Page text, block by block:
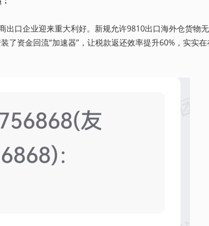
口企业迎来重大利好。新规允许9810出口海外仓货物
资金回流“加速器”，让税款返还效率提升60%，实实